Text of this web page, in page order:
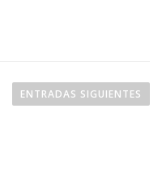
ENTRADAS SIGUIENTES